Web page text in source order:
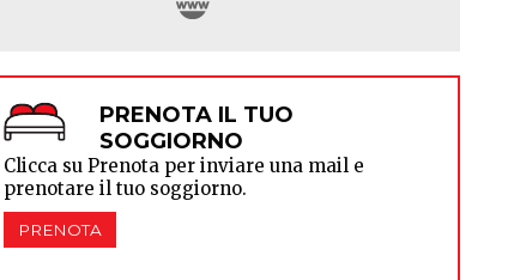
PRENOTA IL TUO
SOGGIORNO
Clicca su Prenota per inviare una mail e
prenotare il tuo soggiorno.
PRENOTA